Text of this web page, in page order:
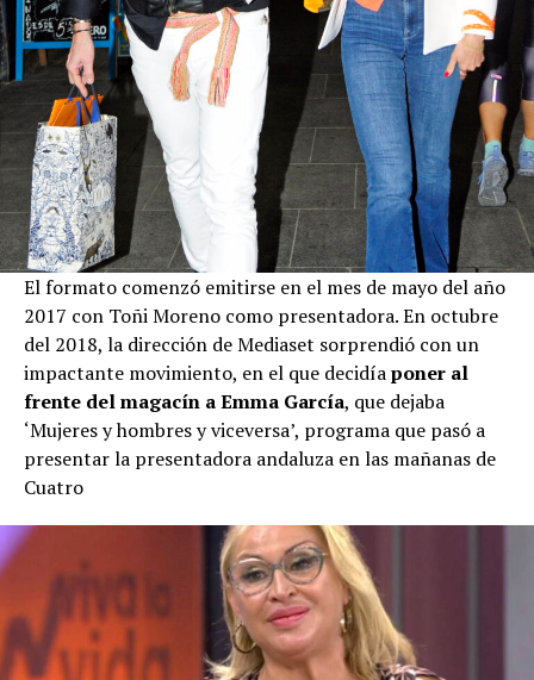
El formato comenzó emitirse en el mes de mayo del año
2017 con Toñi Moreno como presentadora. En octubre
del 2018, la dirección de Mediaset sorprendió con un
impactante movimiento, en el que decidíaponer al
frente del magacín a Emma García, que dejaba
‘Mujeres y hombres y viceversa’, programa que pasó a
presentar la presentadora andaluza en las mañanas de
Cuatro